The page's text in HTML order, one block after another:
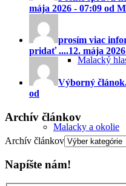
Malacký
Malacky a okolie
mája 2026 - 07:09 od
prosím viac
pridať ....12. mája
Výborný
od
Archív článkov
Archív článkov
Napíšte nám!